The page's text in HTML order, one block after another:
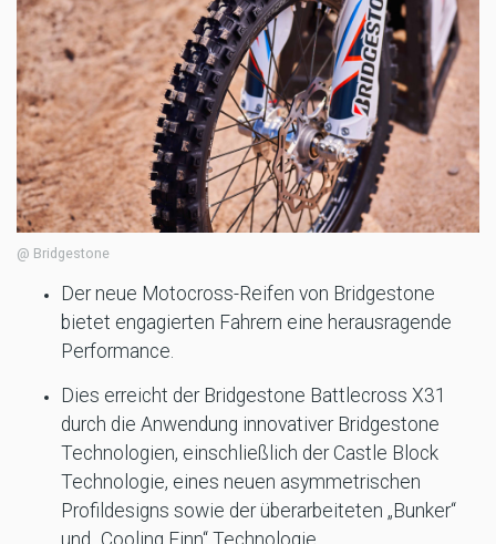
@ Bridgestone
Der neue Motocross-Reifen von Bridgestone
bietet engagierten Fahrern eine herausragende
Performance.
Dies erreicht der Bridgestone Battlecross X31
durch die Anwendung innovativer Bridgestone
Technologien, einschließlich der Castle Block
Technologie, eines neuen asymmetrischen
Profildesigns sowie der überarbeiteten „Bunker“